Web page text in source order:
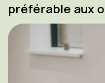
préférable aux